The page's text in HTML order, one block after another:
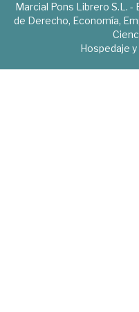
Marcial Pons Librero S.L.
de Derecho, Economía,
Hospedaje